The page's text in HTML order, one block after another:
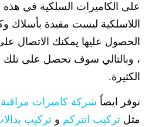
على الكاميرات السلكية في هذه
اللاسلكية ليست مقيدة بأسلاك
، وبالتالي سوف تحصل على تلك
الكثيرة.
توفر ايضاً شركة كاميرات مراقبة
مثل تركيب انتركم و تركيب